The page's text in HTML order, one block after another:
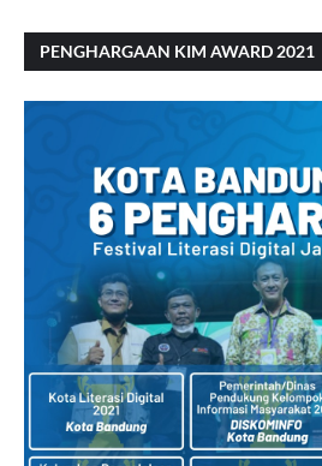
PENGHARGAAN KIM AWARD 2021